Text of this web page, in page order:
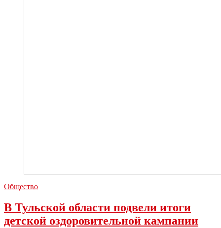
Общество
В Тульской области подвели итоги
детской оздоровительной кампании